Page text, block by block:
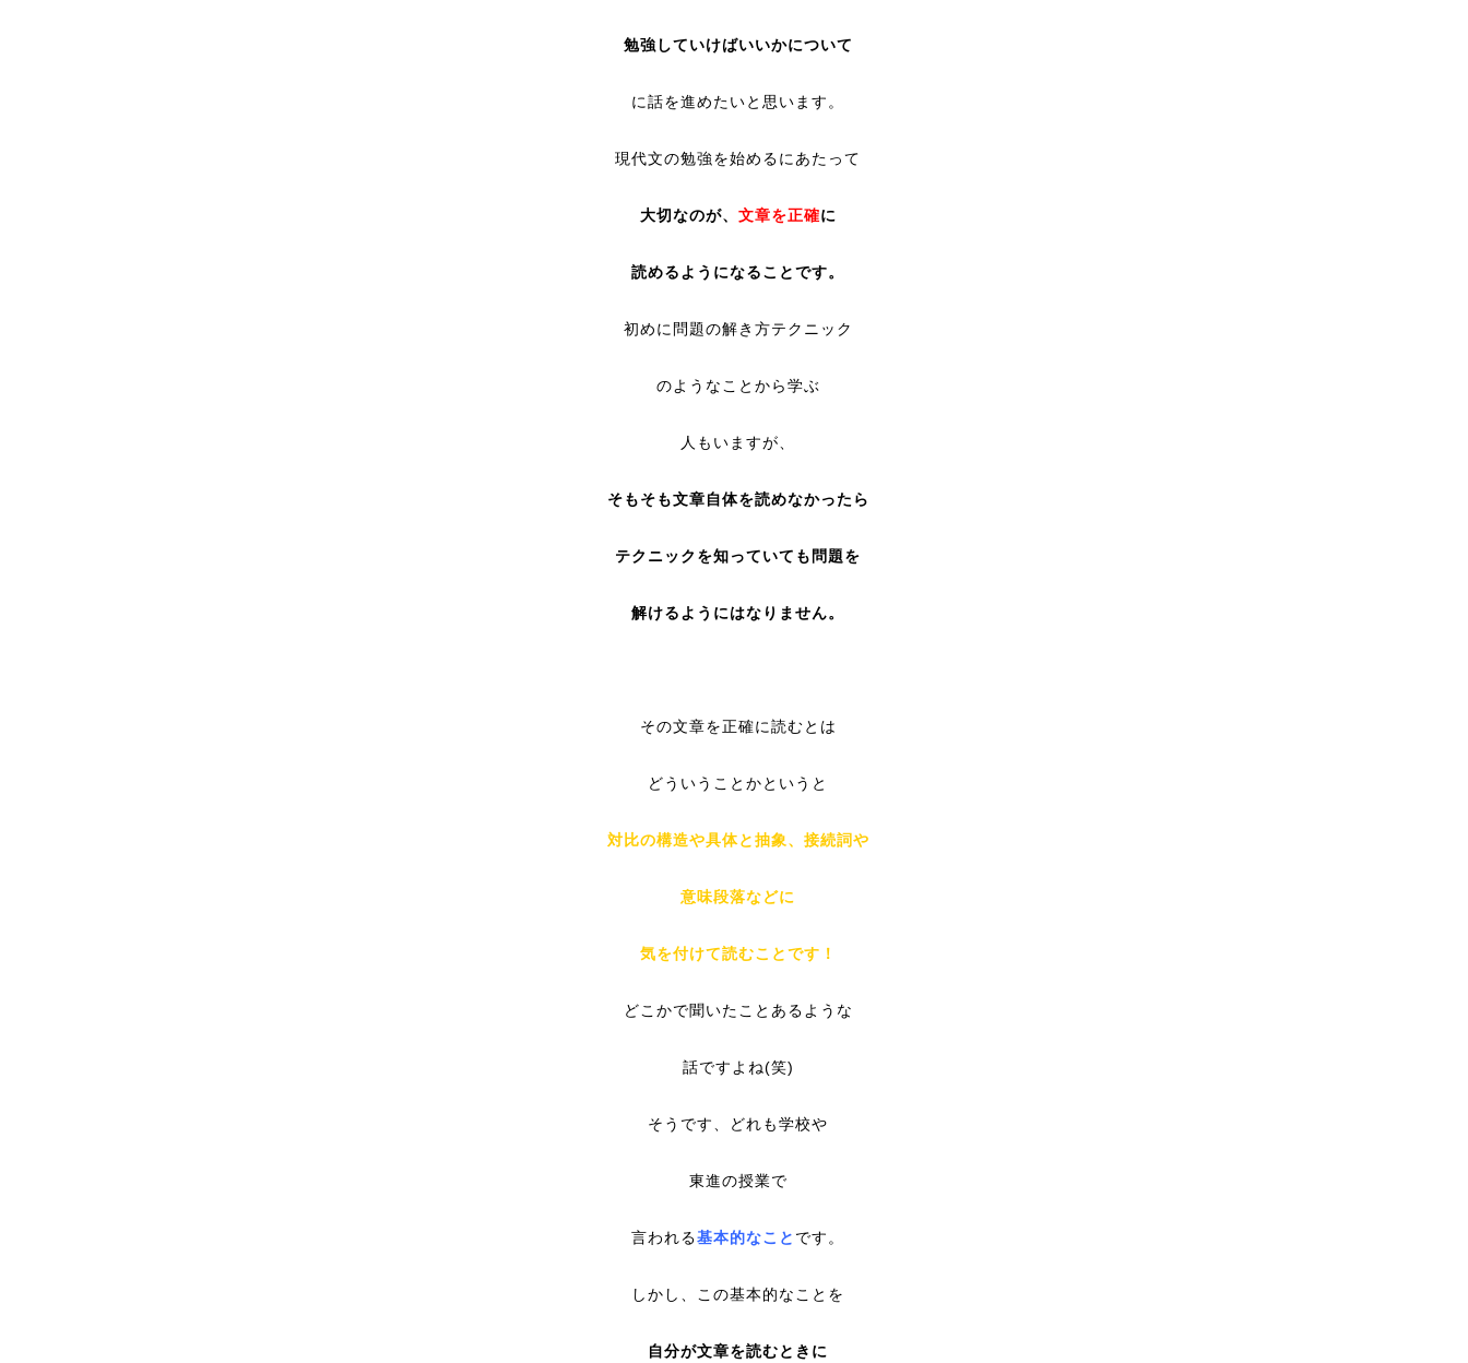
勉強していけばいいかについて
に話を進めたいと思います。
現代文の勉強を始めるにあたって
大切なのが、 文章を正確に
読めるようになることです。
初めに問題の解き方テクニック
のようなことから学ぶ
人もいますが、
そもそも文章自体を読めなかったら
テクニックを知っていても問題を
解けるようにはなりません。
その文章を正確に読むとは
どういうことかというと
対比の構造や具体と抽象、接続詞や
意味段落などに
気を付けて読むことです！
どこかで聞いたことあるような
話ですよね(笑)
そうです、どれも学校や
東進の授業で
言われる基本的なこと です。
しかし、この基本的なことを
自分が文章を読むときに